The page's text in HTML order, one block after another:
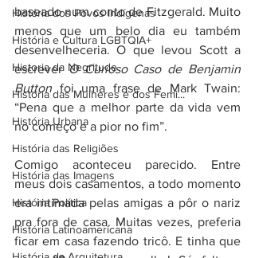
História dos Povos Indígenas
História e Cultura LGBTQIA+
Historia da Negritude
História das Mulheres e dos Femi...
História Urbana
História das Religiões
História das Imagens
História Política
História Latinoamericana
baseado num conto de Fitzgerald. Muito
menos que um belo dia eu também
desenvelheceria. O que levou Scott a
escrever O Curioso Caso de Benjamin
Button foi uma frase de Mark Twain:
“Pena que a melhor parte da vida vem
no começo e a pior no fim”.
Comigo aconteceu parecido. Entre
meus dois casamentos, a todo momento
era intimada pelas amigas a pôr o nariz
pra fora de casa. Muitas vezes, preferia
ficar em casa fazendo tricô. E tinha que